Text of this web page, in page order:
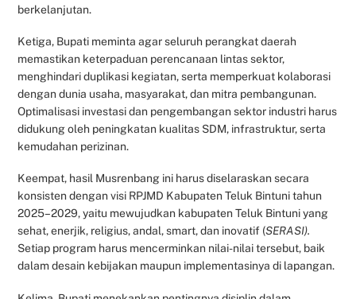
berkelanjutan.
Ketiga, Bupati meminta agar seluruh perangkat daerah
memastikan keterpaduan perencanaan lintas sektor,
menghindari duplikasi kegiatan, serta memperkuat kolaborasi
dengan dunia usaha, masyarakat, dan mitra pembangunan.
Optimalisasi investasi dan pengembangan sektor industri harus
didukung oleh peningkatan kualitas SDM, infrastruktur, serta
kemudahan perizinan.
Keempat, hasil Musrenbang ini harus diselaraskan secara
konsisten dengan visi RPJMD Kabupaten Teluk Bintuni tahun
2025–2029, yaitu mewujudkan kabupaten Teluk Bintuni yang
sehat, enerjik, religius, andal, smart, dan inovatif (SERASI).
Setiap program harus mencerminkan nilai-nilai tersebut, baik
dalam desain kebijakan maupun implementasinya di lapangan.